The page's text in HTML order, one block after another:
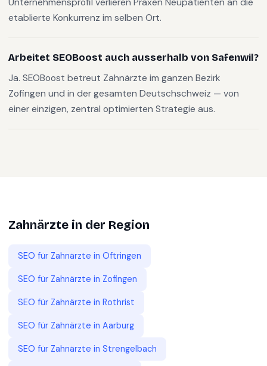
etablierte Konkurrenz im selben Ort.
Arbeitet SEOBoost auch ausserhalb von Safenwil?
Ja. SEOBoost betreut Zahnärzte im ganzen Bezirk
Zofingen und in der gesamten Deutschschweiz — von
einer einzigen, zentral optimierten Strategie aus.
Zahnärzte in der Region
SEO für Zahnärzte in Oftringen
SEO für Zahnärzte in Zofingen
SEO für Zahnärzte in Rothrist
SEO für Zahnärzte in Aarburg
SEO für Zahnärzte in Strengelbach